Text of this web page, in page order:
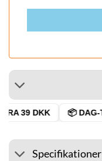
39 DKK 📦 DAG-
Specifikationer